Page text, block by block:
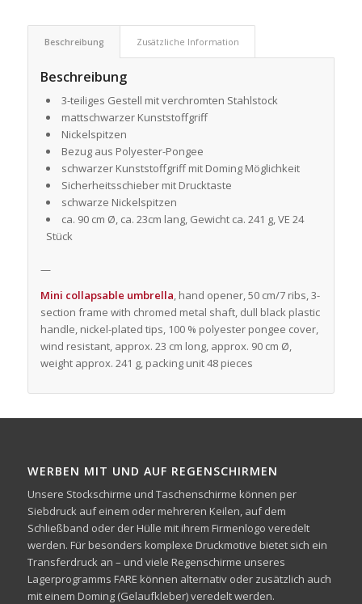
Beschreibung Zusätzliche Information
Beschreibung
3-teiliges Gestell mit verchromten Stahlstock
mattschwarzer Kunststoffgriff
Nickelspitzen
Bezug aus Polyester-Pongee
schwarzer Kunststoffgriff mit Doming Möglichkeit
Sicherheitsschieber mit Drucktaste
schwarze Nickelspitzen
ca. 90 cm Ø, ca. 23cm lang, Gewicht ca. 241 g, VE 24
Stück
—
Mini collapsable umbrella, hand opener, 50 cm/7 ribs, 3-
section frame with chromed metal shaft, dull black plastic
handle, nickel-plated tips, 100 % polyester pongee cover,
wind resistant, approx. 23 cm long, approx. 90 cm Ø,
weight approx. 241 g, packing unit 48 pieces
WERBEN MIT UND AUF REGENSCHIRMEN
Unsere Stockschirme und Taschenschirme können per
Siebdruck auf einem oder mehreren Keilen, auf dem
Schließband oder der Hülle mit ihrem Firmenlogo veredelt
werden. Für besonders komplexe Druckmotive bietet sich ein
Transferdruck an – und viele Regenschirme unseres
Lagerprogramms FARE können alternativ oder zusätzlich auch
mit einem Doming (Gelaufkleber) veredelt werden.